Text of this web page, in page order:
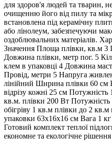
для здоров'я людей та тварин,
очищенню його від пилу та
встановлена під керамічну
або лінолеум, забезпечуючи
оздоблювальних матеріалів.
Значення Площа плівки, кв.м 3
Довжина плівки, метр пог. 5
клем в упаковці 4 Довжина
Провід, метри 5 Напруга
лінійний Ширина плівки 60 см
відрізу кожні 25 см
кв.м. плівки 200 Вт
обігріву 1 кв.м плівки до 2
упаковки 63х16х16 см Вага 1
Готовий комплект теплої
економне та екологічне